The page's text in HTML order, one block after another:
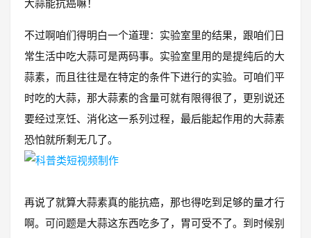
大蒜能抗癌嘛！
不过啊咱们得明白一个道理：实验室里的结果，跟咱们日
常生活中吃大蒜可是两码事。实验室里用的是提纯后的大
蒜素，而且往往是在特定的条件下进行的实验。可咱们平
时吃的大蒜，那大蒜素的含量可就有限得很了，更别说还
要经过烹饪、消化这一系列过程，最后能起作用的大蒜素
恐怕就所剩无几了。
再说了就算大蒜素真的能抗癌，那也得吃到足够的量才行
啊。可问题是大蒜这东西吃多了，胃可受不了。到时候别